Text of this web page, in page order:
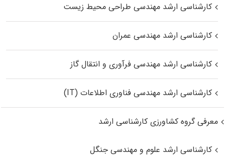
کارشناسی ارشد مهندسی طراحی محیط زیست
کارشناسی ارشد مهندسی عمران
کارشناسی ارشد مهندسی فرآوری و انتقال گاز
کارشناسی ارشد مهندسی فناوری اطلاعات (IT)
معرفی گروه کشاورزی کارشناسی ارشد
کارشناسی ارشد علوم و مهندسی جنگل